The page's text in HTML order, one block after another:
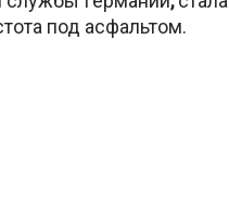
под асфальтом.